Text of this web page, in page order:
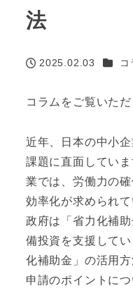
法
投稿日
2025.02.03 カテゴ
コ
コラムをご覧いた
近年、日本の中小
課題に直面してい
業では、労働力の
効率化が求められ
政府は「省力化補
備投資を支援して
化補助金」の活用
申請のポイントにつ